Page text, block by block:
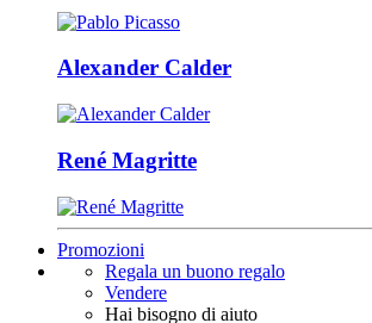
Alexander Calder
René Magritte
Promozioni
Regala un buono regalo
Vendere
Hai bisogno di aiuto